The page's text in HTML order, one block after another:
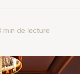
min de lecture